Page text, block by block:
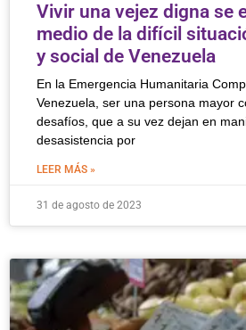
Vivir una vejez digna se
medio de la difícil
y social de Venezuela
En la Emergencia Humanitaria
Venezuela, ser una persona mayor
desafíos, que a su vez dejan en
desasistencia por
LEER MÁS »
31 de agosto de 2023